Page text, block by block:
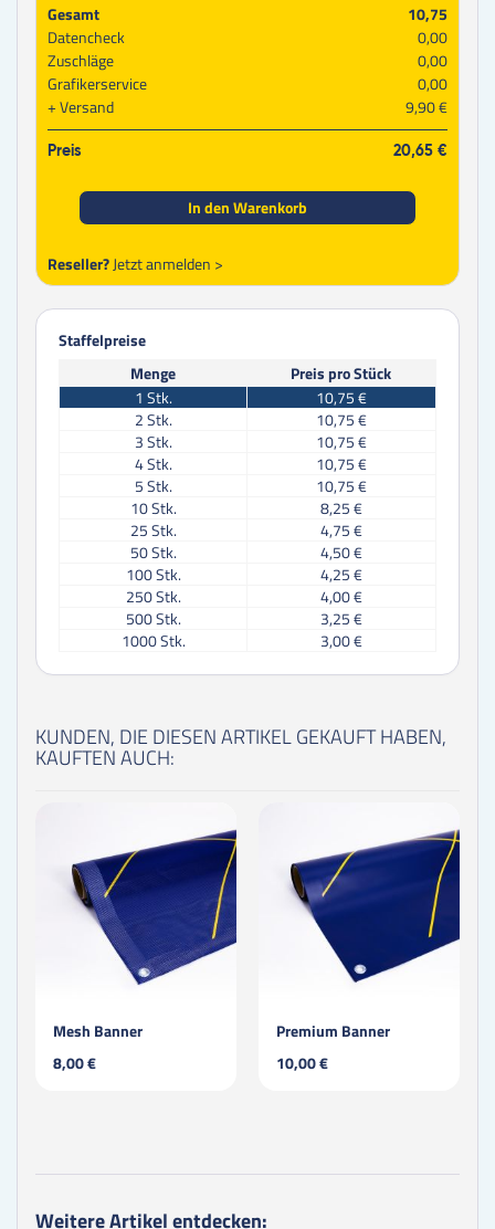
Gesamt
10,75
Datencheck
0,00
Zuschläge
0,00
Grafikerservice
0,00
Versand
9,90 €
Preis 20,65 €
In den Warenkorb
Reseller?Jetzt anmelden >
Staffelpreise
Menge
Preis pro Stück
1 Stk.
10,75 €
2Stk.
10,75 €
3Stk.
10,75 €
4Stk.
10,75 €
5Stk.
10,75 €
10Stk.
8,25 €
25Stk.
4,75 €
50Stk.
4,50 €
100Stk.
4,25 €
250Stk.
4,00 €
500Stk.
3,25 €
1000Stk. 3,00 €
KUNDEN, DIE DIESEN ARTIKEL GEKAUFT HABEN,
KAUFTEN AUCH:
Mesh Banner
8,00 €
Premium Banner
10,00 €
Weitere Artikel entdecken: